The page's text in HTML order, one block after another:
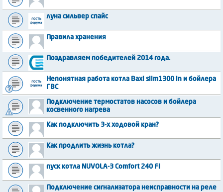
луна сильвер спайс
Правила хранения
Поздравляем победителей 2014 года.
Непонятная работа котла Вахi slim1300 in и бойлера
ГВС
Подключение термостатов насосов и бойлера
косвенного нагрева
Как подключить 3-х ходовой кран?
Как продлить жизнь котла?
пуск котла NUVOLA-3 Comfort 240 Fi
Подключение сигнализатора неисправности на реле